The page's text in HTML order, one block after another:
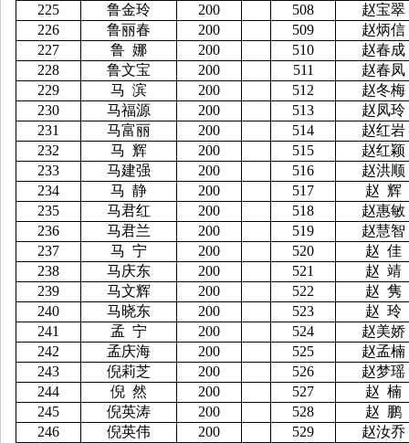
225
鲁金玲 200 508
赵宝翠
226
鲁丽春 200 509
赵炳信
227
鲁 娜 200 510
赵春成
228
鲁文宝 200 511
赵春凤
229
马 滨 200 512
赵冬梅
230
马福源 200 513
赵凤玲
231
马富丽 200 514
赵红岩
232
马 辉 200 515
赵红颖
233
马建强 200 516
赵洪顺
234
马 静 200 517 赵 辉
235
马君红 200 518
赵惠敏
236
马君兰 200 519
赵慧智
237
马 宁 200 520 赵 佳
238
马庆东 200 521 赵 靖
239
马文辉 200 522 赵 隽
240
马晓东 200 523 赵 玲
241
孟 宁 200 524
赵美娇
242
孟庆海 200 525
赵孟楠
243
倪莉芝 200 526
赵梦瑶
244
倪 然 200 527 赵 楠
245
倪英涛 200 528 赵 鹏
246
倪英伟 200 529
赵汝乔